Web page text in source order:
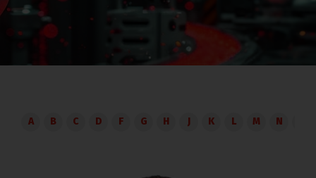
A B C D F G H J K L M N